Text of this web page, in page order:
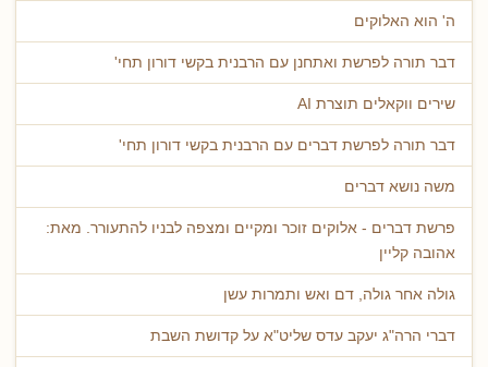
ה' הוא האלוקים
דבר תורה לפרשת ואתחנן עם הרבנית בקשי דורון תחי'
שירים ווקאלים תוצרת AI
דבר תורה לפרשת דברים עם הרבנית בקשי דורון תחי'
משה נושא דברים
פרשת דברים - אלוקים זוכר ומקיים ומצפה לבניו להתעורר. מאת:
אהובה קליין
גולה אחר גולה, דם ואש ותמרות עשן
דברי הרה"ג יעקב עדס שליט"א על קדושת השבת